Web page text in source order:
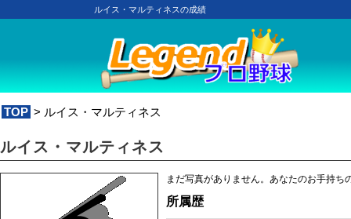
ルイス・マルティネスの成績
TOP > ルイス・マルティネス
ルイス・マルティネス
まだ写真がありません。あなたのお手持ち
所属歴